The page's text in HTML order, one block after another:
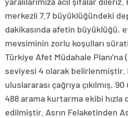
merkezli 7.7 büyüklüğündeki
dakikasında afetin büyüklüğü,
mevsiminin zorlu koşulları
Türkiye Afet Müdahale
seviyesi 4 olarak belirlenmiştir.
uluslararası çağrıya çıkılmış,
488 arama kurtarma ekibi
edilmiştir. Asrın Felaketinden